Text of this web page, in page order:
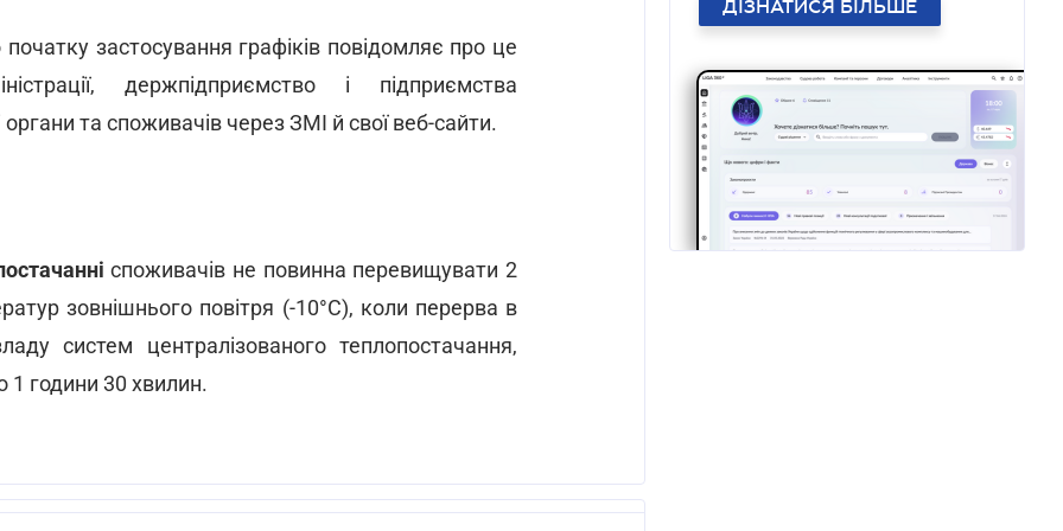
початку застосування графіків повідомляє про це
держпідприємство і підприємства
та споживачів через ЗМІ й свої веб-сайти.
споживачів не повинна перевищувати 2
зовнішнього повітря (-10°C), коли перерва в
систем централізованого теплопостачання,
1 години 30 хвилин.
ДІЗНАТИСЯ БІЛЬШЕ